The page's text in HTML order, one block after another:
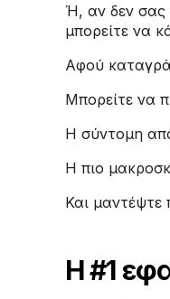
Ή, αν δεν σας
μπορείτε να
Αφού
Μπορείτε να
Η σύντομη
Η πιο
Και μαντέψτε
Η #1